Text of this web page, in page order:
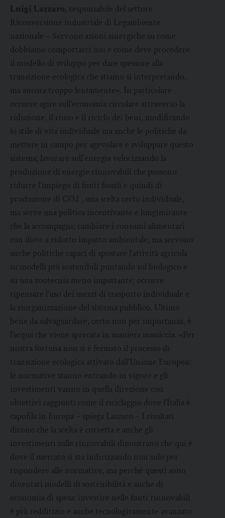
Luigi Lazzaro, responsabile del settore
Riconversione industriale di Legambiente
nazionale – Servono azioni sinergiche su come
dobbiamo comportarci noi e come deve procedere
il modello di sviluppo per dare spessore alla
transizione ecologica che stiamo sì interpretando,
ma ancora troppo lentamente». In particolare
occorre agire sull’economia circolare attraverso la
riduzione, il riuso e il riciclo dei beni, modificando
lo stile di vita individuale ma anche le politiche da
mettere in campo per agevolare e sviluppare questo
sistema; lavorare sull’energia velocizzando la
produzione di energie rinnovabili che possono
ridurre l’impiego di fonti fossili e quindi di
produzione di CO2 , una scelta certo individuale,
ma serve una politica incentivante e lungimirante
che la accompagni; cambiare i consumi alimentari
con diete a ridotto impatto ambientale, ma servono
anche politiche capaci di spostare l’attività agricola
su modelli più sostenibili puntando sul biologico e
su una zootecnia meno impattante; occorre
ripensare l’uso dei mezzi di trasporto individuale e
la riorganizzazione del sistema pubblico. Ultimo
bene da salvaguardare, certo non per importanza, è
l’acqua che viene sprecata in maniera massiccia. «Per
nostra fortuna non si è fermato il processo di
transizione ecologica attivato dall’Unione Europea:
le normative stanno entrando in vigore e gli
investimenti vanno in quella direzione con
obiettivi raggiunti come il riciclaggio dove l’Italia è
capofila in Europa – spiega Lazzaro – I risultati
dicono che la scelta è corretta e anche gli
investimenti sulle rinnovabili dimostrano che qui è
dove il mercato si sta indirizzando non solo per
rispondere alle normative, ma perché questi sono
diventati modelli di sostenibilità e anche di
economia di spesa: investire nelle fonti rinnovabili
è più redditizio e anche tecnologicamente avanzato